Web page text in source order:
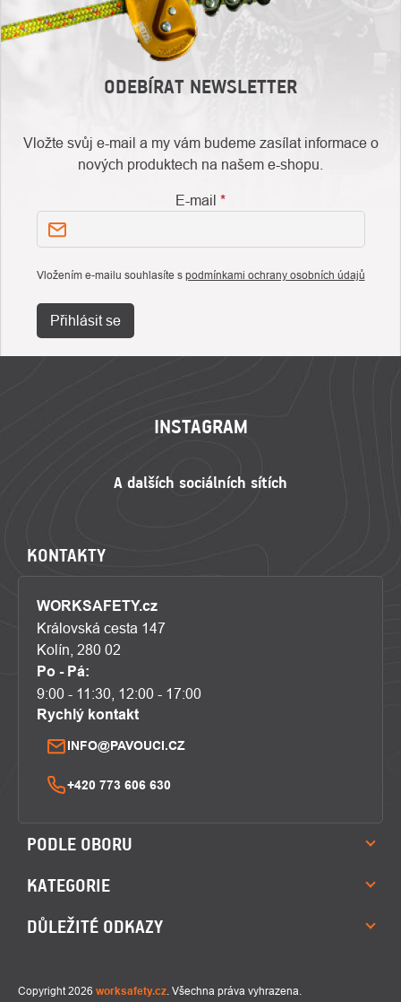
ODEBÍRAT NEWSLETTER
Vložte svůj e-mail a my vám budeme zasílat informace o
nových produktech na našem e-shopu.
E-mail
Vložením e-mailu souhlasíte s podmínkami ochrany osobních údajů
Přihlásit se
INSTAGRAM
KONTAKTY
WORKSAFETY.cz
Královská cesta 147
Kolín, 280 02
Po - Pá:
9:00 - 11:30, 12:00 - 17:00
Rychlý kontakt
INFO@PAVOUCI.CZ
+420 773 606 630
PODLE OBORU
KATEGORIE
DŮLEŽITÉ ODKAZY
Copyright 2026 worksafety.cz. Všechna práva vyhrazena.